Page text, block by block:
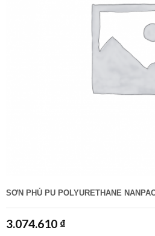
SƠN PHỦ PU POLYURETHANE
3.074.610 ₫